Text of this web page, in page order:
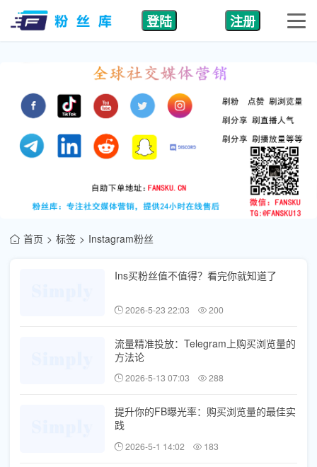
登陆 注册
首页 标签 Instagram粉丝
Ins买粉丝值不值得？看完你就知道了
2026-5-23 22:03 200
流量精准投放：Telegram上购买浏览量的
方法论
2026-5-13 07:03 288
提升你的FB曝光率：购买浏览量的最佳实
践
2026-5-1 14:02 183